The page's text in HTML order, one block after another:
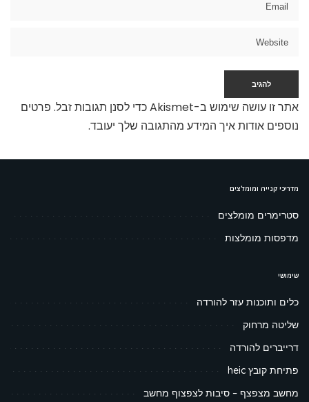
אתר זו עושה שימוש ב-Akismet כדי לסנן תגובות זבל.
פרטים
נוספים אודות איך המידע מהתגובה שלך יעובד.
מדריכי קנייה ומומלצים
סטרימרים מומלצים
מדפסות מומלצות
שימושי
כלים ותוכנות עזר להורדה
שליטה מרחוק
דרייברים להורדה
פתיחת קובץ heic
מחשב מצפצף – סיבות לצפצוף מחשב